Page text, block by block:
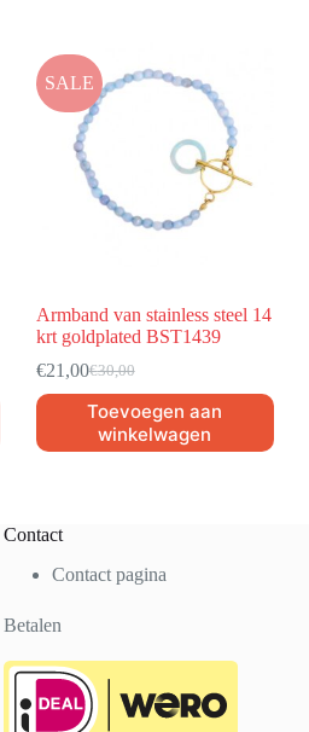
SALE
Armband van stainless steel 14
krt goldplated BST1439
€30,00
€21,00
Toevoegen aan
winkelwagen
Contact
Contact pagina
Betalen